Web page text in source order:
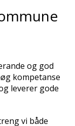
og god
kompetanse
leverer gode
vi både